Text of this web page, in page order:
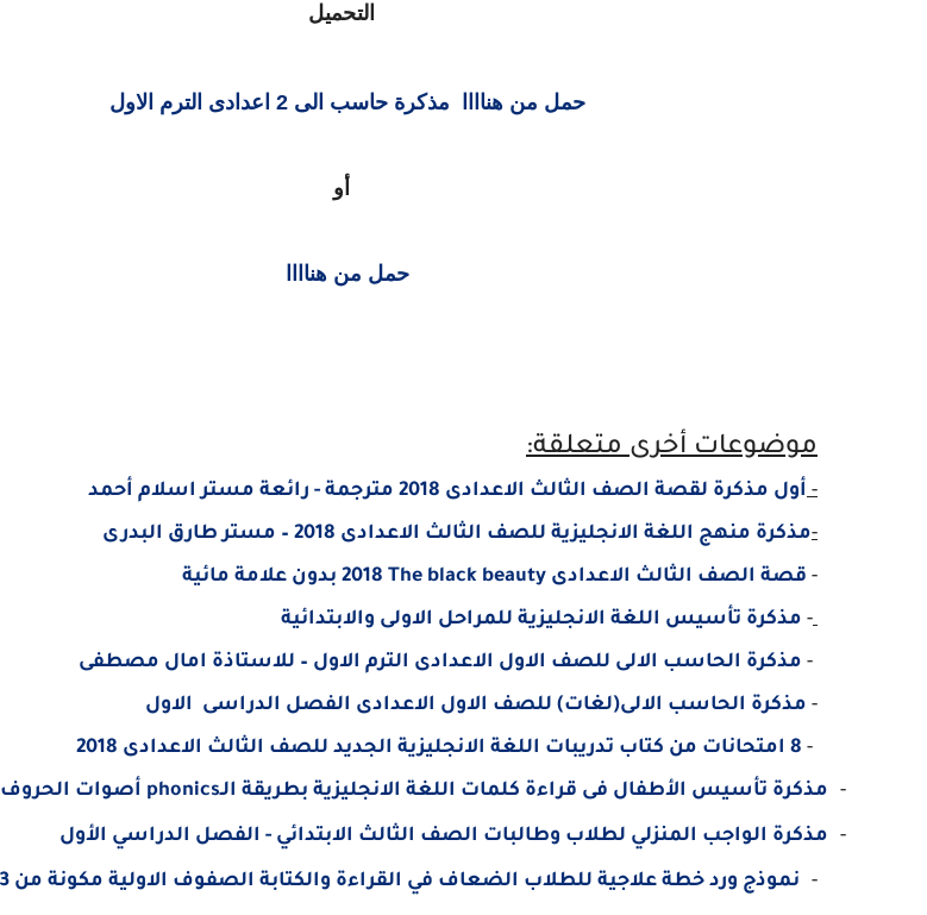
التحميل
حمل من هناااا مذكرة حاسب الى 2 اعدادى الترم الاول
أو
حمل من هناااا
موضوعات أخرى متعلقة:
-أول مذكرة لقصة الصف الثالث الاعدادى 2018 مترجمة - رائعة مستر اسلام أحمد
-مذكرة منهج اللغة الانجليزية للصف الثالث الاعدادى 2018 – مستر طارق البدرى
- قصة الصف الثالث الاعدادى The black beauty 2018 بدون علامة مائية
- مذكرة تأسيس اللغة الانجليزية للمراحل الاولى والابتدائية
- مذكرة الحاسب الالى للصف الاول الاعدادى الترم الاول – للاستاذة امال مصطفى
- مذكرة الحاسب الالى(لغات) للصف الاول الاعدادى الفصل الدراسى الاول
-
8 امتحانات من كتاب تدريبات اللغة الانجليزية الجديد للصف الثالث الاعدادى 2018
-
مذكرة تأسيس الأطفال فى قراءة كلمات اللغة الانجليزية بطريقة الـphonics أصوات الحروف
- مذكرة الواجب المنزلي لطلاب وطالبات الصف الثالث الابتدائي - الفصل الدراسي الأول
-